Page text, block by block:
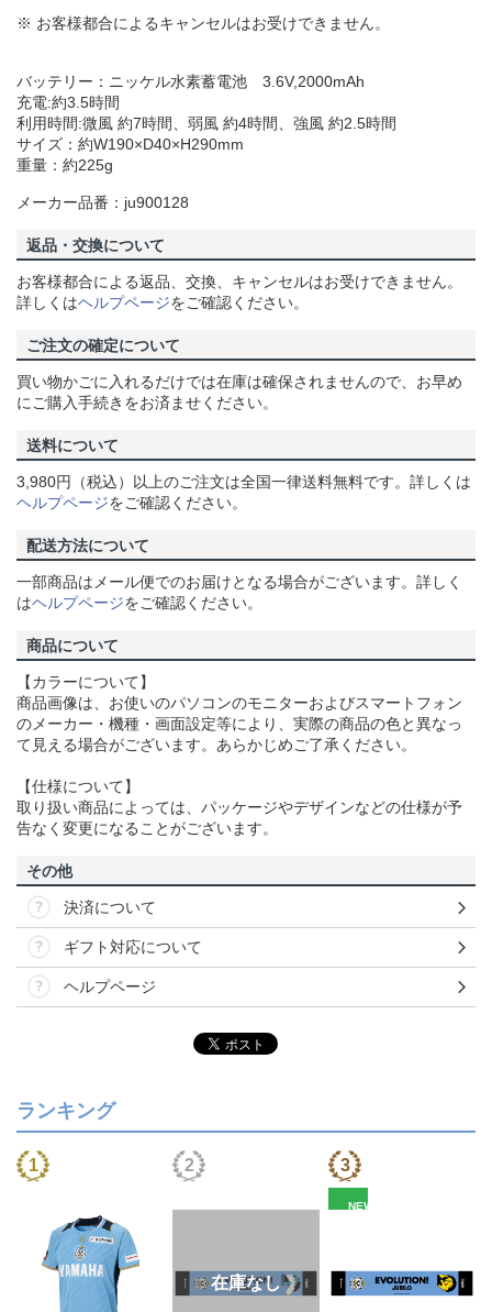
※ お客様都合によるキャンセルはお受けできません。
バッテリー：ニッケル水素蓄電池 3.6V,2000mAh
充電:約3.5時間
利用時間:微風 約7時間、弱風 約4時間、強風 約2.5時間
サイズ：約W190×D40×H290mm
重量：約225g
メーカー品番：ju900128
返品・交換について
お客様都合による返品、交換、キャンセルはお受けできません。
詳しくはヘルプページをご確認ください。
ご注文の確定について
買い物かごに入れるだけでは在庫は確保されませんので、お早め
にご購入手続きをお済ませください。
送料について
3,980円（税込）以上のご注文は全国一律送料無料です。詳しくは
ヘルプページをご確認ください。
配送方法について
一部商品はメール便でのお届けとなる場合がございます。詳しく
はヘルプページをご確認ください。
商品について
【カラーについて】
商品画像は、お使いのパソコンのモニターおよびスマートフォン
のメーカー・機種・画面設定等により、実際の商品の色と異なっ
て見える場合がございます。あらかじめご了承ください。
【仕様について】
取り扱い商品によっては、パッケージやデザインなどの仕様が予
告なく変更になることがございます。
その他
決済について
ギフト対応について
ヘルプページ
ランキング
NEW